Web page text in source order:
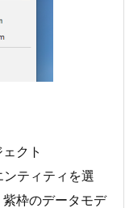
クト
ティティを選
枠のデータモデ